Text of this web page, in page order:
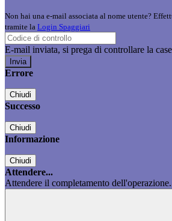
Non hai una e-mail associata al nome utente?
tramite la Login Spaggiari
E-mail inviata, si prega di controllare la
Errore
Chiudi
Successo
Chiudi
Informazione
Chiudi
Attendere...
Attendere il completamento